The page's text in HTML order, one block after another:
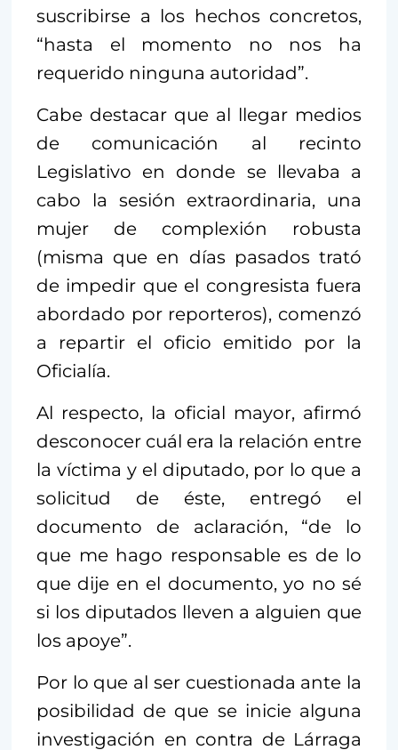
suscribirse a los hechos concretos,
“hasta el momento no nos ha
requerido ninguna autoridad”.
Cabe destacar que al llegar medios
de comunicación al recinto
Legislativo en donde se llevaba a
cabo la sesión extraordinaria, una
mujer de complexión robusta
(misma que en días pasados trató
de impedir que el congresista fuera
abordado por reporteros), comenzó
a repartir el oficio emitido por la
Oficialía.
Al respecto, la oficial mayor, afirmó
desconocer cuál era la relación entre
la víctima y el diputado, por lo que a
solicitud de éste, entregó el
documento de aclaración, “de lo
que me hago responsable es de lo
que dije en el documento, yo no sé
si los diputados lleven a alguien que
los apoye”.
Por lo que al ser cuestionada ante la
posibilidad de que se inicie alguna
investigación en contra de Lárraga